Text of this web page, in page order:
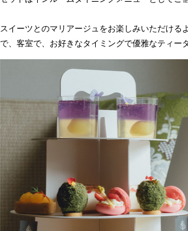
スイーツとのマリアージュをお楽しみいただける
で、客室で、お好きなタイミングで優雅なティー